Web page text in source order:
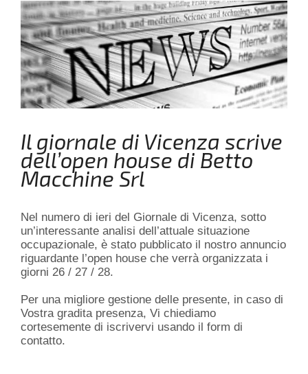
Il giornale di Vicenza scrive
dell’open house di Betto
Macchine Srl
Nel numero di ieri del Giornale di Vicenza, sotto
un’interessante analisi dell’attuale situazione
occupazionale, è stato pubblicato il nostro annuncio
riguardante l’open house che verrà organizzata i
giorni 26 / 27 / 28.
Per una migliore gestione delle presente, in caso di
Vostra gradita presenza, Vi chiediamo
cortesemente di iscrivervi usando il form di
contatto.